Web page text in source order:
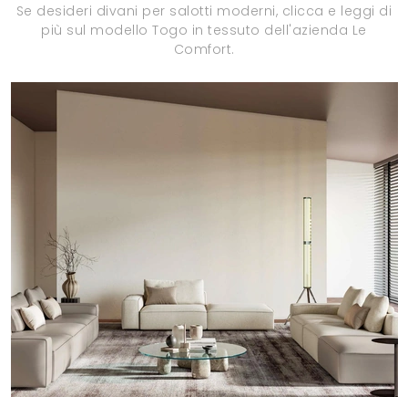
Se desideri divani per salotti moderni, clicca e leggi di
più sul modello Togo in tessuto dell'azienda Le
Comfort.